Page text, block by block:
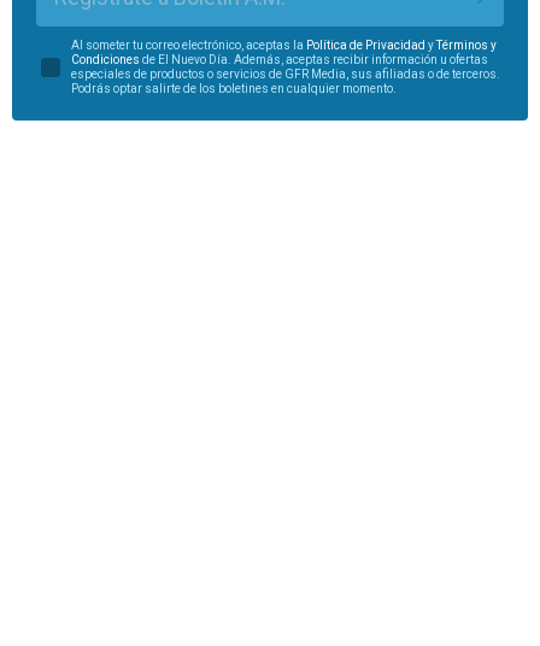
Al someter tu correo electrónico, aceptas la Política de Privacidad yTérminos y
Condiciones de El Nuevo Día. Además, aceptas recibir información u ofertas
especiales de productos o servicios de GFR Media, sus afiliadas o de terceros.
Podrás optar salirte de los boletines en cualquier momento.